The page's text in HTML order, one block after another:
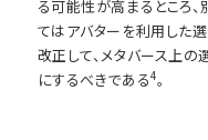
る可能性が高まるところ
てはアバターを利用した
改正して、メタバース上
にするべきである4。